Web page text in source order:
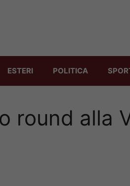
ESTERI POLITICA
round alla